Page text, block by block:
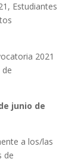
, Estudiantes
2021
junio de
a los/las
de